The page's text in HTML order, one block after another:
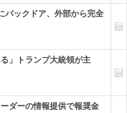
ックドア、外部から完全
」トランプ大統領が主
ダーの情報提供で報奨金